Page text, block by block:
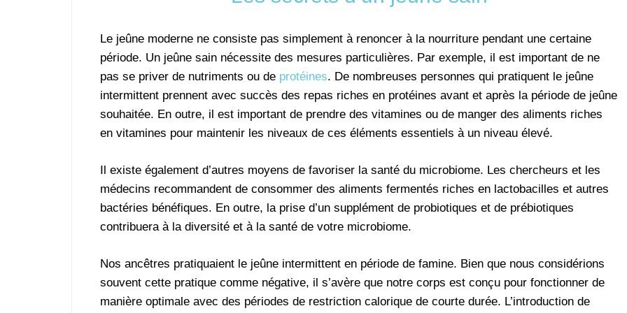
Le jeûne moderne ne consiste pas simplement à renoncer à la nourriture pendant une certaine
période. Un jeûne sain nécessite des mesures particulières. Par exemple, il est important de ne
pas se priver de nutriments ou de protéines. De nombreuses personnes qui pratiquent le jeûne
intermittent prennent avec succès des repas riches en protéines avant et après la période de jeûne
souhaitée. En outre, il est important de prendre des vitamines ou de manger des aliments riches
en vitamines pour maintenir les niveaux de ces éléments essentiels à un niveau élevé.
Il existe également d’autres moyens de favoriser la santé du microbiome. Les chercheurs et les
médecins recommandent de consommer des aliments fermentés riches en lactobacilles et autres
bactéries bénéfiques. En outre, la prise d’un supplément de probiotiques et de prébiotiques
contribuera à la diversité et à la santé de votre microbiome.
Nos ancêtres pratiquaient le jeûne intermittent en période de famine. Bien que nous considérions
souvent cette pratique comme négative, il s’avère que notre corps est conçu pour fonctionner de
manière optimale avec des périodes de restriction calorique de courte durée. L’introduction de